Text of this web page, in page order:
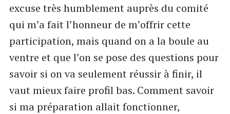
excuse très humblement auprès du comité
qui m’a fait l’honneur de m’offrir cette
participation, mais quand on a la boule au
ventre et que l’on se pose des questions pour
savoir si on va seulement réussir à finir, il
vaut mieux faire profil bas. Comment savoir
si ma préparation allait fonctionner,